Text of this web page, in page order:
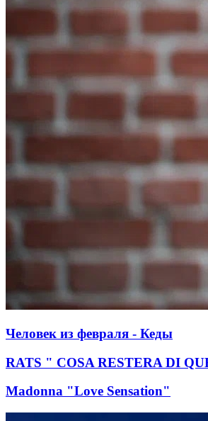
Человек из февраля - Кеды
RATS " COSA RESTERA DI
Madonna "Love Sensation"